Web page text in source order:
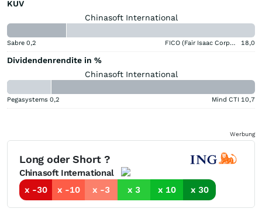
KUV
Chinasoft International
Sabre 0,2 FICO (Fair Isaac Corporation) 18,0
Dividendenrendite in %
Chinasoft International
Pegasystems 0,2 Mind CTI 10,7
Werbung
Long oder Short ?
Chinasoft International
x -30
x -10 x -3 x 3 x 10 x 30